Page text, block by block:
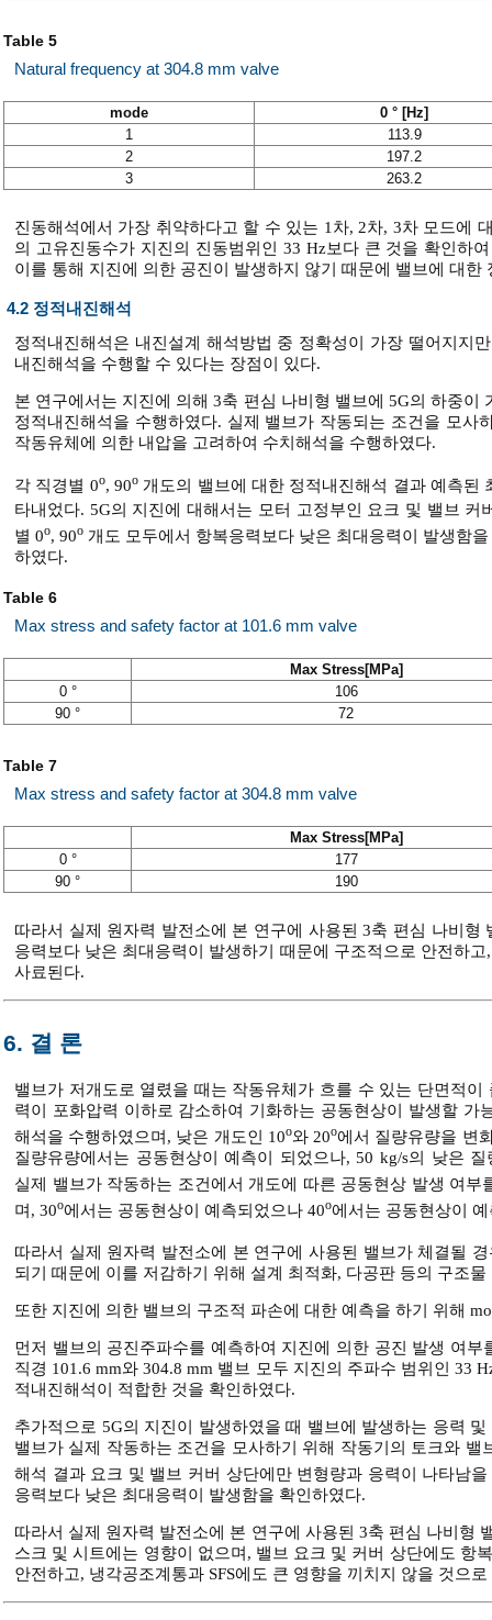
Table 5
Natural frequency at 304.8 mm valve
mode
0 ° [Hz]
1
113.9
2
197.2
3
263.2
진동해석에서 가장 취약하다고 할 수 있는 1차, 2차, 3차 모드에
의 고유진동수가 지진의 진동범위인 33 Hz보다 큰 것을 확인하
이를 통해 지진에 의한 공진이 발생하지 않기 때문에 밸브에 대
4.2 정적내진해석
정적내진해석은 내진설계 해석방법 중 정확성이 가장 떨어지지
내진해석을 수행할 수 있다는 장점이 있다.
본 연구에서는 지진에 의해 3축 편심 나비형 밸브에 5G의 하중
정적내진해석을 수행하였다. 실제 밸브가 작동되는 조건을 모
작동유체에 의한 내압을 고려하여 수치해석을 수행하였다.
각 직경별 0o, 90o개도의 밸브에 대한 정적내진해석 결과 예측된
타내었다. 5G의 지진에 대해서는 모터 고정부인 요크 및 밸브
별 0o, 90o 개도 모두에서 항복응력보다 낮은 최대응력이 발생함
하였다.
Table 6
Max stress and safety factor at 101.6 mm valve
Max Stress[MPa]
0 °
106
90 °
72
Table 7
Max stress and safety factor at 304.8 mm valve
Max Stress[MPa]
0 °
177
90 °
190
따라서 실제 원자력 발전소에 본 연구에 사용된 3축 편심 나비
응력보다 낮은 최대응력이 발생하기 때문에 구조적으로 안전하
사료된다.
6. 결 론
밸브가 저개도로 열렸을 때는 작동유체가 흐를 수 있는 단면적
력이 포화압력 이하로 감소하여 기화하는 공동현상이 발생할
해석을 수행하였으며, 낮은 개도인 10o와 20o에서 질량유량을 변
질량유량에서는 공동현상이 예측이 되었으나, 50 kg/s의 낮은
실제 밸브가 작동하는 조건에서 개도에 따른 공동현상 발생 여부
며, 30o에서는 공동현상이 예측되었으나 40o에서는 공동현상이
따라서 실제 원자력 발전소에 본 연구에 사용된 밸브가 체결될
되기 때문에 이를 저감하기 위해 설계 최적화, 다공판 등의 구조
또한 지진에 의한 밸브의 구조적 파손에 대한 예측을 하기 위해
먼저 밸브의 공진주파수를 예측하여 지진에 의한 공진 발생 여
직경 101.6 mm와 304.8 mm 밸브 모두 지진의 주파수 범위인 33
적내진해석이 적합한 것을 확인하였다.
추가적으로 5G의 지진이 발생하였을 때 밸브에 발생하는 응력
밸브가 실제 작동하는 조건을 모사하기 위해 작동기의 토크와
해석 결과 요크 및 밸브 커버 상단에만 변형량과 응력이 나타남
응력보다 낮은 최대응력이 발생함을 확인하였다.
따라서 실제 원자력 발전소에 본 연구에 사용된 3축 편심 나비형
스크 및 시트에는 영향이 없으며, 밸브 요크 및 커버 상단에도 항
안전하고, 냉각공조계통과 SFS에도 큰 영향을 끼치지 않을 것으